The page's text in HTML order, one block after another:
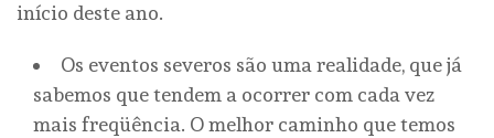
início deste ano.
Os eventos severos são uma realidade, que já
sabemos que tendem a ocorrer com cada vez
mais freqüência. O melhor caminho que temos